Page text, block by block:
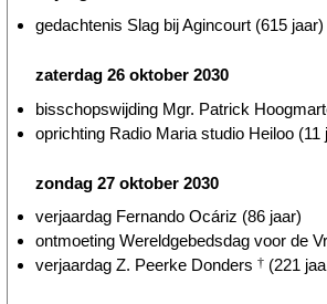
gedachtenis Slag bij Agincourt (615 jaar)
zaterdag 26 oktober 2030
bisschopswijding Mgr. Patrick
oprichting Radio Maria studio Heiloo (11
zondag 27 oktober 2030
verjaardag Fernando Ocáriz (86 jaar)
ontmoeting Wereldgebedsdag voor de
verjaardag Z. Peerke Donders † (221